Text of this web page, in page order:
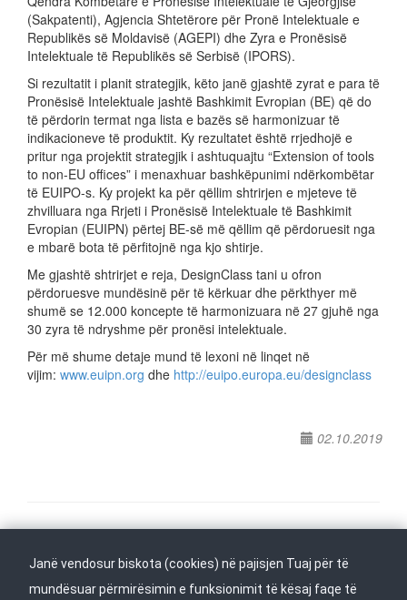
(Sakpatenti), Agjencia Shtetërore për Pronë Intelektuale e
Republikës së Moldavisë (AGEPI) dhe Zyra e Pronësisë
Intelektuale të Republikës së Serbisë (IPORS).
Si rezultatit i planit strategjik, këto janë gjashtë zyrat e para të
Pronësisë Intelektuale jashtë Bashkimit Evropian (BE) që do
të përdorin termat nga lista e bazës së harmonizuar të
indikacioneve të produktit. Ky rezultatet është rrjedhojë e
pritur nga projektit strategjik i ashtuquajtu “Extension of tools
to non-EU offices” i menaxhuar bashkëpunimi ndërkombëtar
të EUIPO-s. Ky projekt ka për qëllim shtrirjen e mjeteve të
zhvilluara nga Rrjeti i Pronësisë Intelektuale të Bashkimit
Evropian (EUIPN) përtej BE-së më qëllim që përdoruesit nga
e mbarë bota të përfitojnë nga kjo shtirje.
Me gjashtë shtrirjet e reja, DesignClass tani u ofron
përdoruesve mundësinë për të kërkuar dhe përkthyer më
shumë se 12.000 koncepte të harmonizuara në 27 gjuhë nga
30 zyra të ndryshme për pronësi intelektuale.
Për më shume detaje mund të lexoni në linqet në
vijim: www.euipn.org dhe http://euipo.europa.eu/designclass
02.10.2019
Kthehu në fillim Na ndiqni në
Janë vendosur biskota (cookies) në pajisjen Tuaj për të
mundësuar përmirësimin e funksionimit të kësaj faqe të